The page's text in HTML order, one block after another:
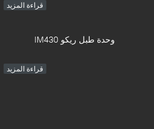
MF272 MF273 MF275قراءة المزيد
وحدة طبل ريكو IM430
قراءة المزيد